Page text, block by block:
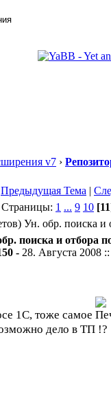
v7 ›
Предыдущая Тема |
Страницы: 1 ... 9 10
Ун. обр. поиска и
поиска и отбора
- 28. Августа 2008
1С, тоже самое
дело в ТП !?